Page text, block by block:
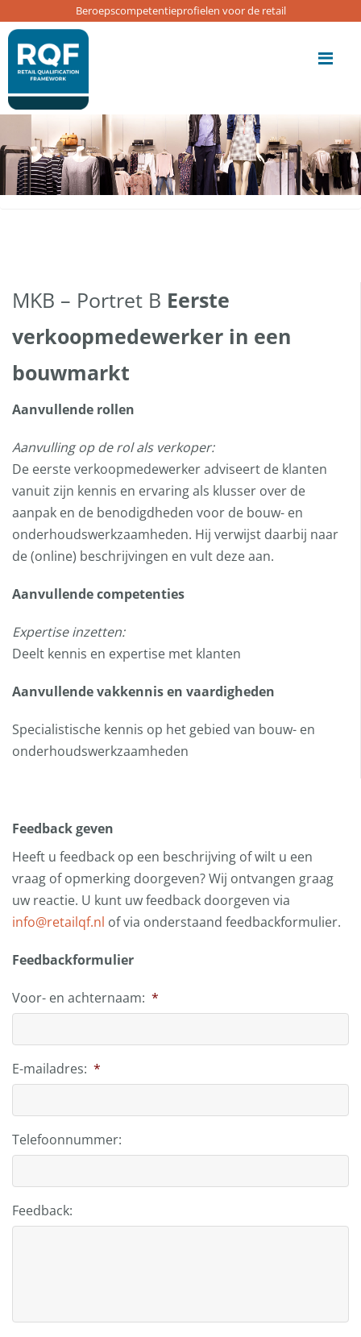
Update cookies preferences
Beroepscompetentieprofielen voor de retail
MKB – Portret B Eerste
verkoopmedewerker in een
bouwmarkt
Aanvullende rollen
Aanvulling op de rol als verkoper:
De eerste verkoopmedewerker adviseert de klanten
vanuit zijn kennis en ervaring als klusser over de
aanpak en de benodigdheden voor de bouw- en
onderhoudswerkzaamheden. Hij verwijst daarbij naar
de (online) beschrijvingen en vult deze aan.
Aanvullende competenties
Expertise inzetten:
Deelt kennis en expertise met klanten
Aanvullende vakkennis en vaardigheden
Specialistische kennis op het gebied van bouw- en
onderhoudswerkzaamheden
Feedback geven
Heeft u feedback op een beschrijving of wilt u een
vraag of opmerking doorgeven? Wij ontvangen graag
uw reactie. U kunt uw feedback doorgeven via
info@retailqf.nl of via onderstaand feedbackformulier.
Feedbackformulier
Voor- en achternaam: *
E-mailadres: *
Telefoonnummer:
Feedback: